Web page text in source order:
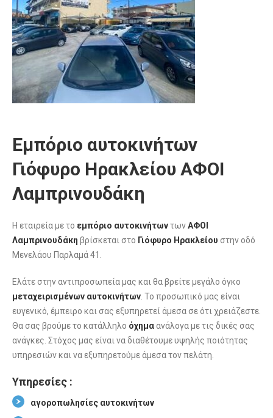
Εμπόριο αυτοκινήτων
Γιόφυρο Ηρακλείου ΑΦΟΙ
Λαμπρινουδάκη
Η εταιρεία με το εμπόριο αυτοκινήτωντωνΑΦΟΙ
Λαμπρινουδάκη βρίσκεται στο Γιόφυρο Ηρακλείου στην οδό
Μενελάου Παρλαμά 41.
Ελάτε στην αντιπροσωπεία μας και θα βρείτε μεγάλο όγκο
μεταχειρισμένων αυτοκινήτων. Το προσωπικό μας είναι
ευγενικό, έμπειρο και σας εξυπηρετεί άμεσα σε ότι χρειάζεστε.
Θα σας βρούμε το κατάλληλο όχημαανάλογα με τις δικές σας
ανάγκες. Στόχος μας είναι να διαθέτουμε υψηλής ποιότητας
υπηρεσιών και να εξυπηρετούμε άμεσα τον πελάτη.
Υπηρεσίες :
αγοροπωλησίες αυτοκινήτων